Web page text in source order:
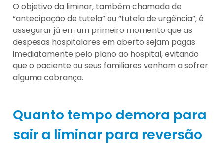
O objetivo da liminar, também chamada de
“antecipação de tutela” ou “tutela de urgência”, é
assegurar já em um primeiro momento que as
despesas hospitalares em aberto sejam pagas
imediatamente pelo plano ao hospital, evitando
que o paciente ou seus familiares venham a sofrer
alguma cobrança.
Quanto tempo demora para
sair a liminar para reversão